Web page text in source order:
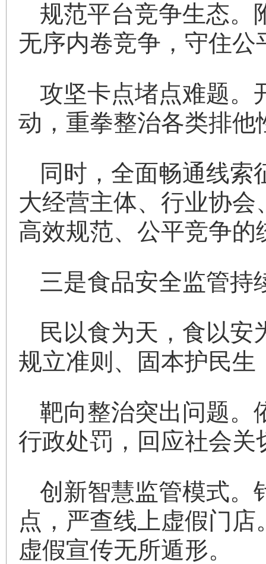
规范平台竞争生态。
无序内卷竞争，守住公
攻坚卡点堵点难题。
动，重拳整治各类排
同时，全面畅通线
大经营主体、行业协
高效规范、公平竞争的
三是食品安全监管持
民以食为天，食以
规立准则、固本护民
靶向整治突出问题。
行政处罚，回应社会关
创新智慧监管模式。
点，严查线上虚假门
虚假宣传无所遁形。